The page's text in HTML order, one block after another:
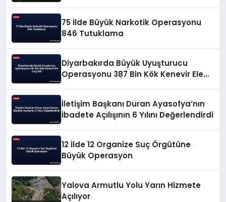
75 İlde Büyük Narkotik Operasyonu
846 Tutuklama
Diyarbakırda Büyük Uyuşturucu
Operasyonu 387 Bin Kök Kenevir Ele
İletişim Başkanı Duran Ayasofya’nın
İbadete Açılışının 6 Yılını Değerlendirdi
12 İlde 12 Organize Suç Örgütüne
Büyük Operasyon
Yalova Armutlu Yolu Yarın Hizmete
Açılıyor